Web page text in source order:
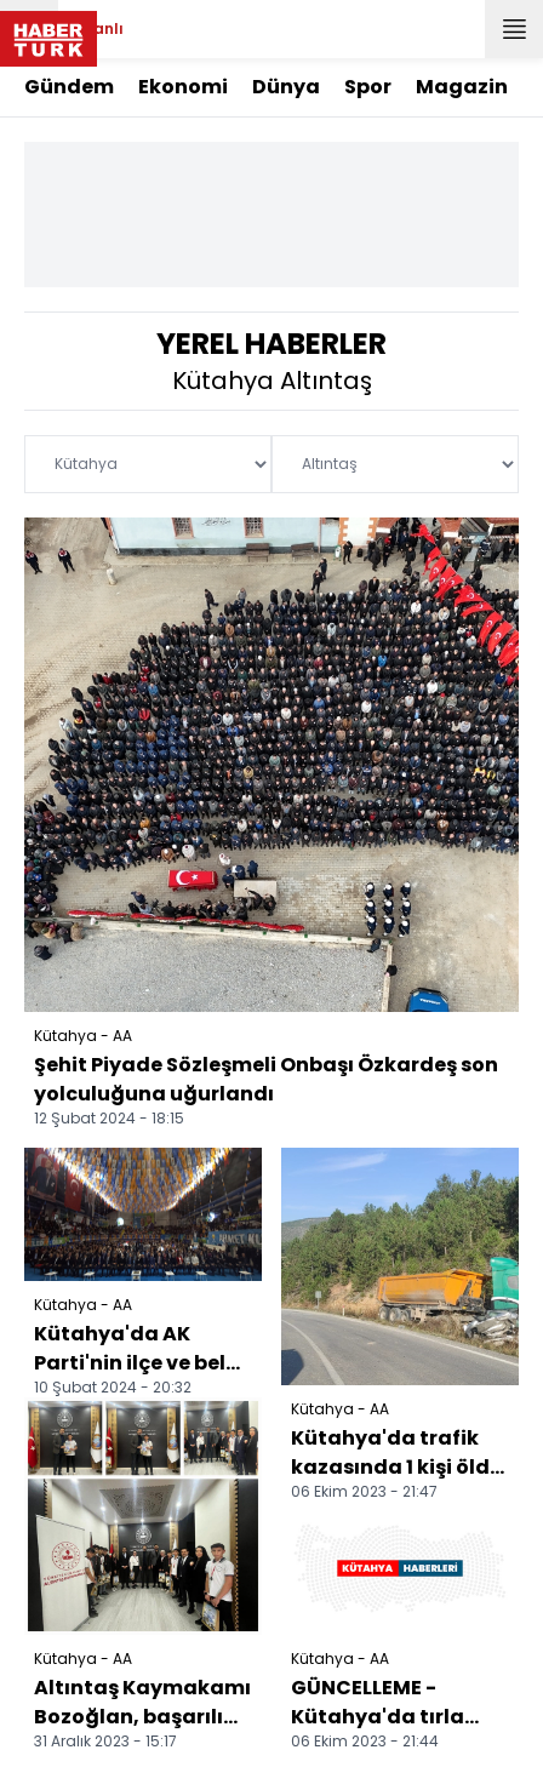
Canlı
Gündem Ekonomi Dünya Spor Magazin
YEREL HABERLER
Kütahya Altıntaş
Kütahya - AA
Şehit Piyade Sözleşmeli Onbaşı Özkardeş son
yolculuğuna uğurlandı
12 Şubat 2024 - 18:15
Kütahya - AA
Kütahya'da AK
Parti'nin ilçe ve belde
belediye başkan
adayları tanıtıldı
10 Şubat 2024 - 20:32
Kütahya - AA
Altıntaş Kaymakamı
Bozoğlan, başarılı
sporcu öğrencileri
31 Aralık 2023 - 15:17
Kütahya - AA
Kütahya'da trafik
kazasında 1 kişi öldü,
1 kişi yaralandı
06 Ekim 2023 - 21:47
Kütahya - AA
GÜNCELLEME -
Kütahya'da tırla
çarpışan
06 Ekim 2023 - 21:44